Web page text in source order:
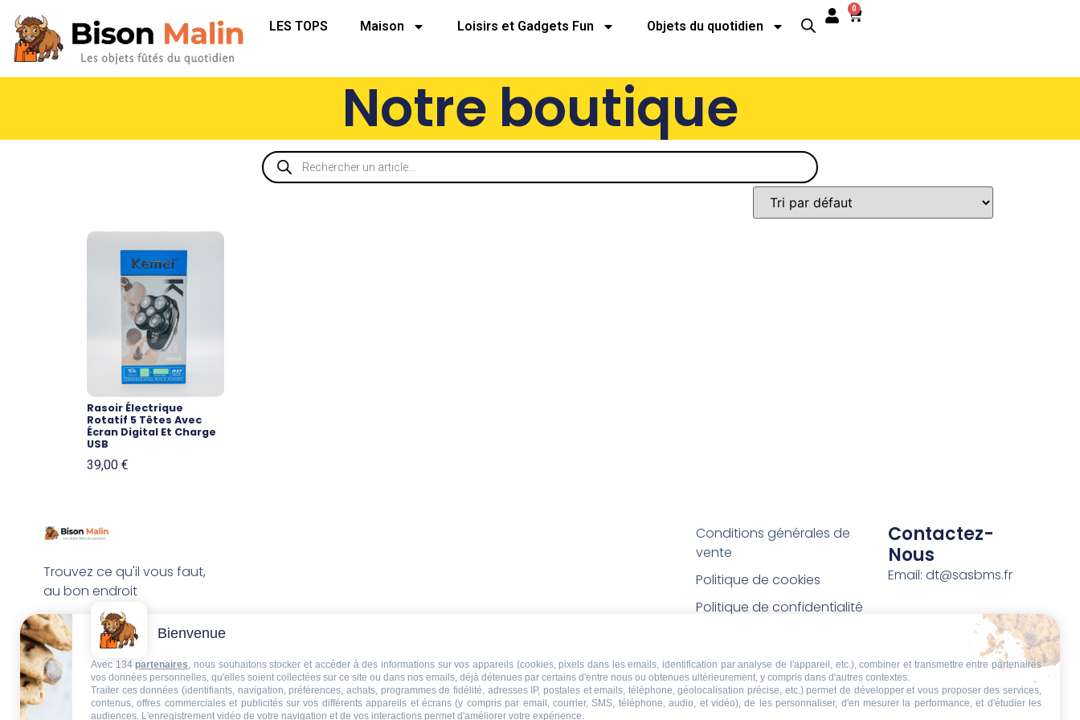
LES TOPS Maison Loisirs et Gadgets Fun Objets du quotidien
0
Notre boutique
Rasoir Électrique
Rotatif 5 Têtes Avec
Écran Digital Et Charge
USB
39,00 €
Trouvez ce qu'il vous faut,
au bon endroit
Conditions générales de
vente
Politique de cookies
Politique de confidentialité
Conditions de retour et de
remboursement
Droit de rétractation
Contactez-
Nous
Email: dt@sasbms.fr
Bienvenue
Avec 134 partenaires, nous souhaitons stocker et accéder à des informations sur vos appareils (cookies, pixels dans les emails, identification par analyse de l'appareil, etc.), combiner et transmettre entre partenaires
vos données personnelles, qu'elles soient collectées sur ce site ou dans nos emails, déjà détenues par certains d'entre nous ou obtenues ultérieurement, y compris dans d'autres contextes.
Traiter ces données (identifiants, navigation, préférences, achats, programmes de fidélité, adresses IP, postales et emails, téléphone, géolocalisation précise, etc.) permet de développer et vous proposer des services,
contenus, offres commerciales et publicités sur vos différents appareils et écrans (y compris par email, courrier, SMS, téléphone, audio, et vidéo), de les personnaliser, d'en mesurer la performance, et d'étudier les
audiences. L'enregistrement vidéo de votre navigation et de vos interactions permet d'améliorer votre expérience.